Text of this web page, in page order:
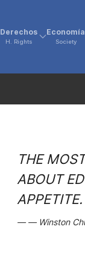
Derechos
H. Rights
Economía
Society
THE
ABOUT
APPETITE.
Winston